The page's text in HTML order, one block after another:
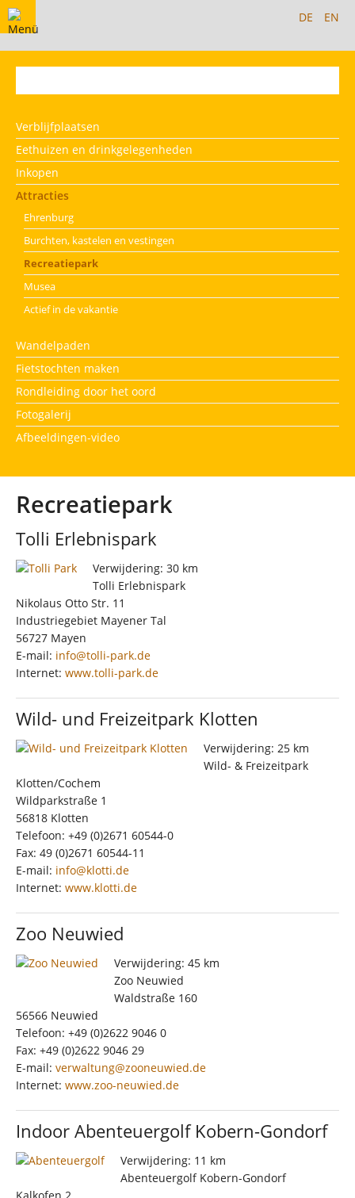
DE EN
Verblijfplaatsen
Eethuizen en drinkgelegenheden
Inkopen
Attracties
Ehrenburg
Burchten, kastelen en vestingen
Recreatiepark
Musea
Actief in de vakantie
Wandelpaden
Fietstochten maken
Rondleiding door het oord
Fotogalerij
Afbeeldingen-video
Recreatiepark
Tolli Erlebnispark
Verwijdering: 30 km
Tolli Erlebnispark
Nikolaus Otto Str. 11
Industriegebiet Mayener Tal
56727 Mayen
E-mail: info@tolli-park.de
Internet: www.tolli-park.de
Wild- und Freizeitpark Klotten
Verwijdering: 25 km
Wild- & Freizeitpark
Klotten/Cochem
Wildparkstraße 1
56818 Klotten
Telefoon: +49 (0)2671 60544-0
Fax: 49 (0)2671 60544-11
E-mail: info@klotti.de
Internet: www.klotti.de
Zoo Neuwied
Verwijdering: 45 km
Zoo Neuwied
Waldstraße 160
56566 Neuwied
Telefoon: +49 (0)2622 9046 0
Fax: +49 (0)2622 9046 29
E-mail: verwaltung@zooneuwied.de
Internet: www.zoo-neuwied.de
Indoor Abenteuergolf Kobern-Gondorf
Verwijdering: 11 km
Abenteuergolf Kobern-Gondorf